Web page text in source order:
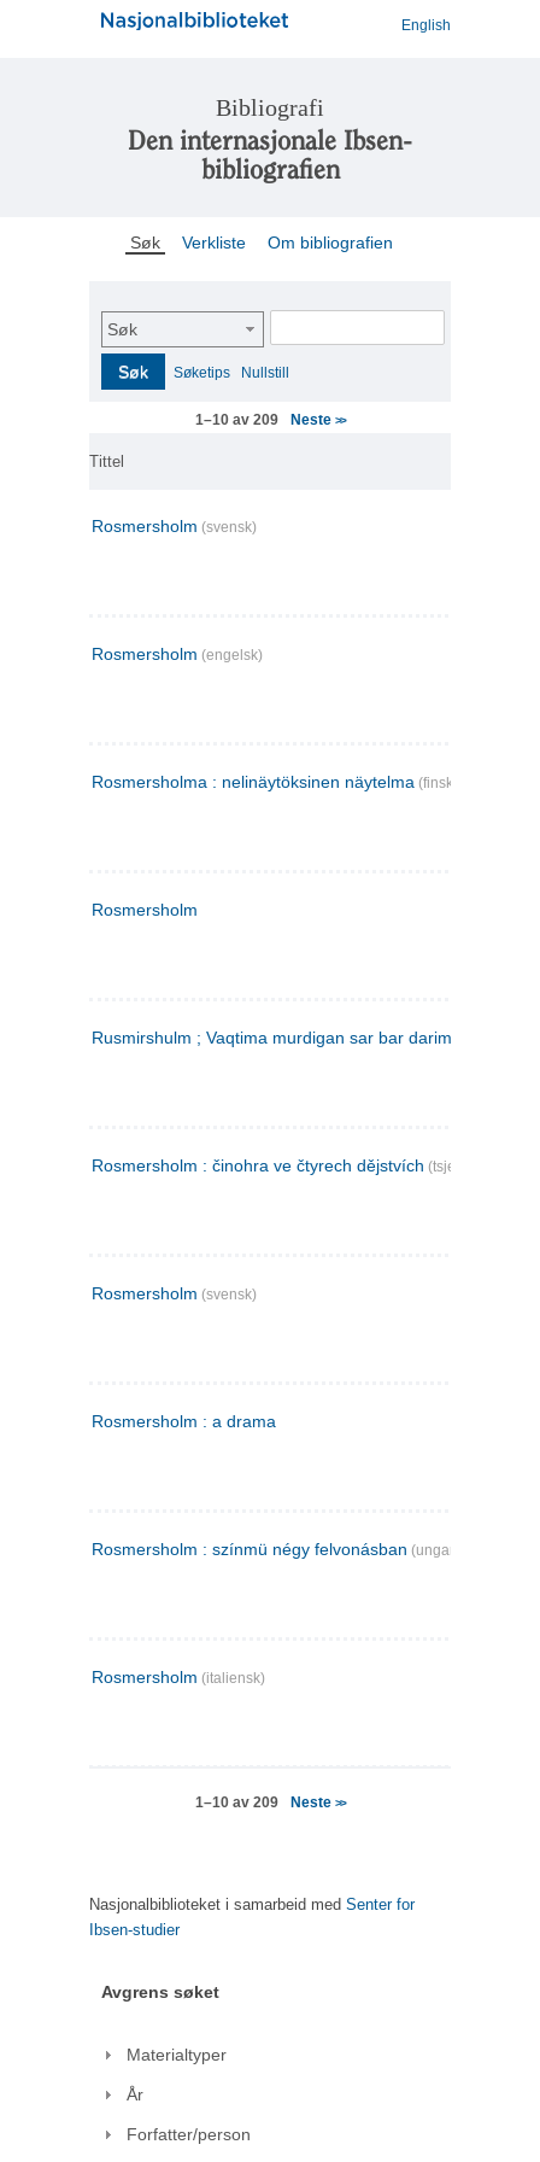
English
Bibliografi
Den internasjonale Ibsen-
bibliografien
Søk Verkliste Om bibliografien
Søk
Søk Søketips Nullstill
1–10 av 209 Neste >>
Tittel
Rosmersholm (svensk)
Rosmersholm (engelsk)
Rosmersholma : nelinäytöksinen näytelma (finsk)
Rosmersholm
Rusmirshulm ; Vaqtima murdigan sar bar darim
Rosmersholm : činohra ve čtyrech dějstvích (tsjekkisk)
Rosmersholm (svensk)
Rosmersholm : a drama
Rosmersholm : színmü négy felvonásban (ungarsk)
Rosmersholm (italiensk)
1–10 av 209 Neste >>
Nasjonalbiblioteket i samarbeid med Senter for
Ibsen-studier
Avgrens søket
Materialtyper
År
Forfatter/person